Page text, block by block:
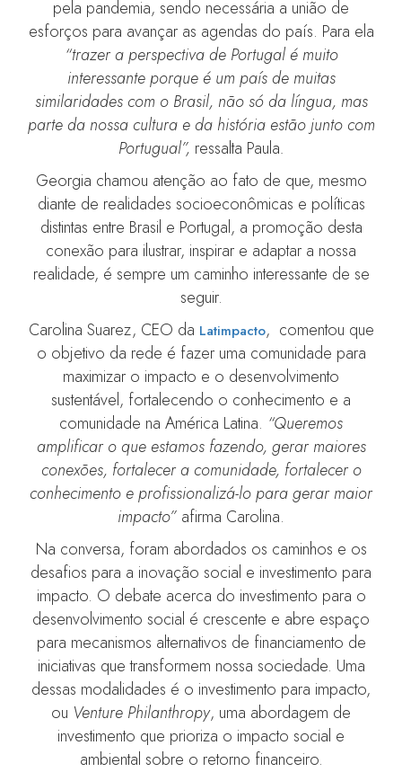
pela pandemia, sendo necessária a união de
esforços para avançar as agendas do país. Para ela
“trazer a perspectiva de Portugal é muito
interessante porque é um país de muitas
similaridades com o Brasil, não só da língua, mas
parte da nossa cultura e da história estão junto com
Portugual”, ressalta Paula.
Georgia chamou atenção ao fato de que, mesmo
diante de realidades socioeconômicas e políticas
distintas entre Brasil e Portugal, a promoção desta
conexão para ilustrar, inspirar e adaptar a nossa
realidade, é sempre um caminho interessante de se
seguir.
Carolina Suarez, CEO da Latimpacto, comentou que
o objetivo da rede é fazer uma comunidade para
maximizar o impacto e o desenvolvimento
sustentável, fortalecendo o conhecimento e a
comunidade na América Latina. “Queremos
amplificar o que estamos fazendo, gerar maiores
conexões, fortalecer a comunidade, fortalecer o
conhecimento e profissionalizá-lo para gerar maior
impacto” afirma Carolina.
Na conversa, foram abordados os caminhos e os
desafios para a inovação social e investimento para
impacto. O debate acerca do investimento para o
desenvolvimento social é crescente e abre espaço
para mecanismos alternativos de financiamento de
iniciativas que transformem nossa sociedade. Uma
dessas modalidades é o investimento para impacto,
ou Venture Philanthropy, uma abordagem de
investimento que prioriza o impacto social e
ambiental sobre o retorno financeiro.